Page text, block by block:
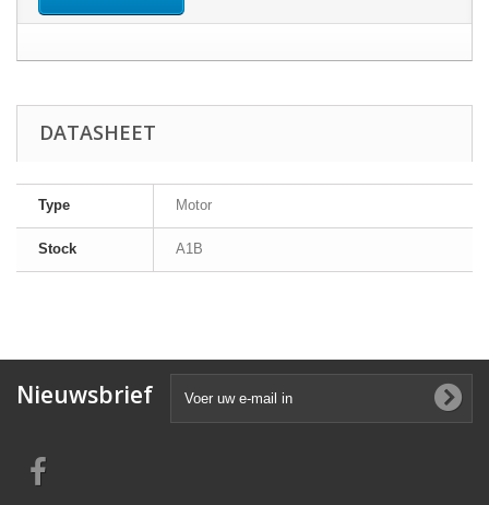
DATASHEET
Type Motor
Stock A1B
Nieuwsbrief